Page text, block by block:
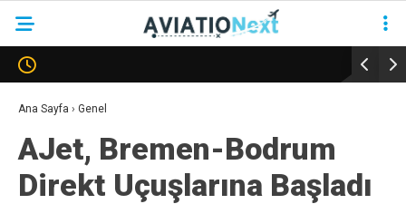
HAVACILIK
SAVUNMA
Ana Sayfa › Genel
AJet, Bremen-Bodrum
Direkt Uçuşlarına Başladı